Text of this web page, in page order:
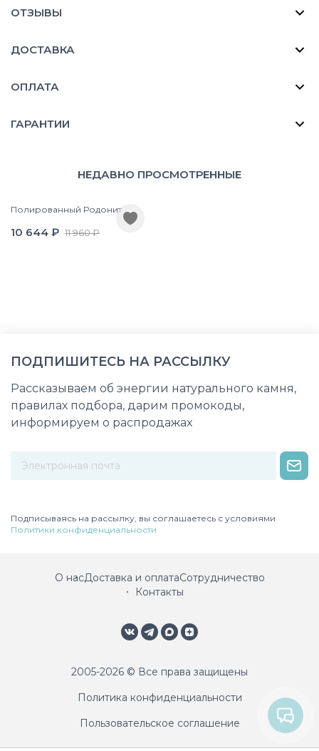
ОТЗЫВЫ
ДОСТАВКА
ОПЛАТА
ГАРАНТИИ
НЕДАВНО ПРОСМОТРЕННЫЕ
Полированный Родонит
10 644 ₽ 11 960 ₽
ПОДПИШИТЕСЬ НА РАССЫЛКУ
Рассказываем об энергии натурального камня,
правилах подбора, дарим промокоды,
информируем о распродажах
Подписываясь на рассылку, вы соглашаетесь с условиями
Политики конфиденциальности
О насДоставка и оплатаСотрудничество
Контакты
2005-2026 © Все права защищены
Политика конфиденциальности
Пользовательское соглашение